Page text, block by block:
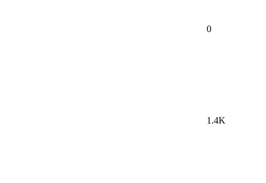
0
1.4K